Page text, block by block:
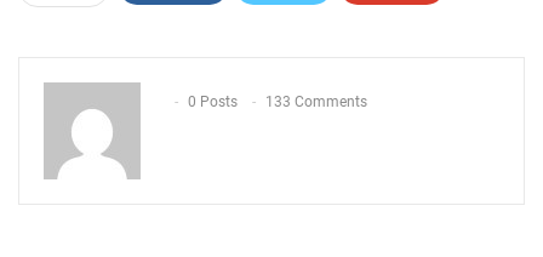
Email
0 Posts
133 Comments